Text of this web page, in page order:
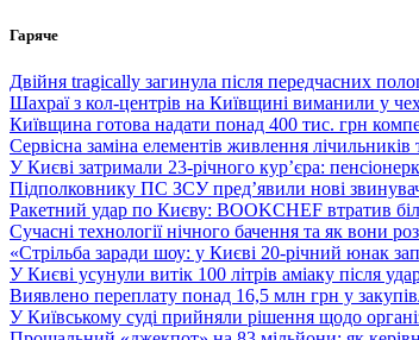
Перейти
вмісту
Гаряче
Двійня tragically загинула після передчасних
Шахраї з кол-центрів на Київщині виманили у
Київщина готова надати понад 400 тис. грн
Сервісна заміна елементів живлення
У Києві затримали 23-річного кур’єра:
Підполковнику ПС ЗСУ пред’явили нові
Ракетний удар по Києву: BOOKCHEF втратив
Сучасні технології нічного бачення та як вони
«Стрільба заради шоу: у Києві 20-річний юнак
У Києві усунули витік 100 літрів аміаку після
Виявлено переплату понад 16,5 млн грн у
У Київському суді прийняли рішення щодо